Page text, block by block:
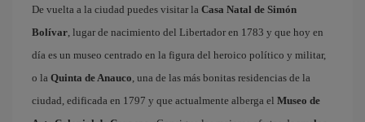
De vuelta a la ciudad puedes visitar la Casa Natal de Simón
Bolívar, lugar de nacimiento del Libertador en 1783 y que hoy en
día es un museo centrado en la figura del heroico político y militar,
o la Quinta de Anauco, una de las más bonitas residencias de la
ciudad, edificada en 1797 y que actualmente alberga el Museo de